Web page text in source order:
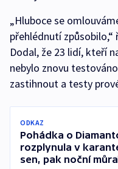
„Hluboce se
přehlédnutí
Dodal, že 23 lidí, kteří
nebylo znovu
zastihnout a testy
ODKAZ
Pohádka o
rozplynula v
sen, pak noční